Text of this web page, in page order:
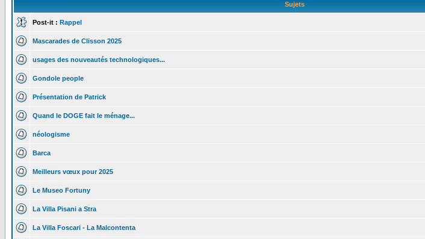
Sujets
Post-it : Rappel
Mascarades de Clisson 2025
usages des nouveautés technologiques...
Gondole people
Présentation de Patrick
Quand le DOGE fait le ménage...
néologisme
Barca
Meilleurs vœux pour 2025
Le Museo Fortuny
La Villa Pisani a Stra
La Villa Foscari - La Malcontenta